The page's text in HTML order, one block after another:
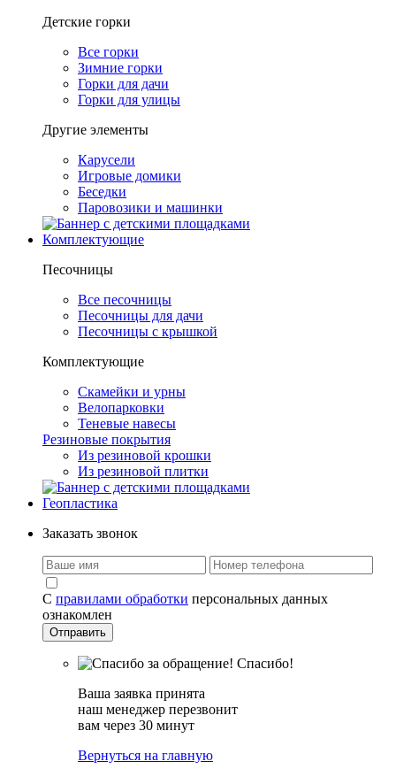
Детские горки
Все горки
Зимние горки
Горки для дачи
Горки для улицы
Другие элементы
Карусели
Игровые домики
Беседки
Паровозики и машинки
Комплектующие
Песочницы
Все песочницы
Песочницы для дачи
Песочницы с крышкой
Комплектующие
Скамейки и урны
Велопарковки
Теневые навесы
Резиновые покрытия
Из резиновой крошки
Из резиновой плитки
Геопластика
Заказать звонок
С правилами обработки персональных данных
ознакомлен
Спасибо!
Ваша заявка принята
наш менеджер перезвонит
вам через 30 минут
Вернуться на главную